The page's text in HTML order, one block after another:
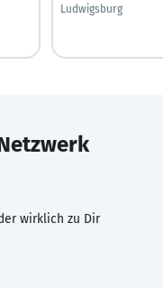
Ludwigsburg
wirklich zu Dir